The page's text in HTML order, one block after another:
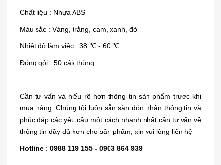
Chất liệu : Nhựa ABS
Màu sắc : Vàng, trắng, cam, xanh, đỏ
Nhiệt độ làm việc : 38 ℃ - 60 ℃
Đóng gói : 50 cái/ thùng
Cần tư vấn và hiểu rõ hơn thông tin sản phẩm trước khi
mua hàng. Chúng tôi luôn sẵn sàn đón nhận thông tin và
phúc đáp các yêu cầu một cách nhanh nhất cần tư vấn về
thông tin đầy đủ hơn cho sản phẩm, xin vui lòng liên hệ
Hotline : 0988 119 155 - 0903 864 939